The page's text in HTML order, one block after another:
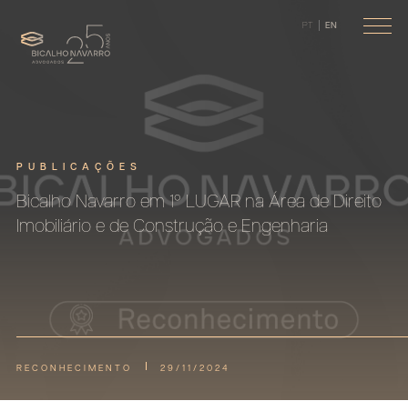
PT EN
PUBLICAÇÕES
Bicalho Navarro em 1º LUGAR na Área de Direito
Imobiliário e de Construção e Engenharia
RECONHECIMENTO 29/11/2024